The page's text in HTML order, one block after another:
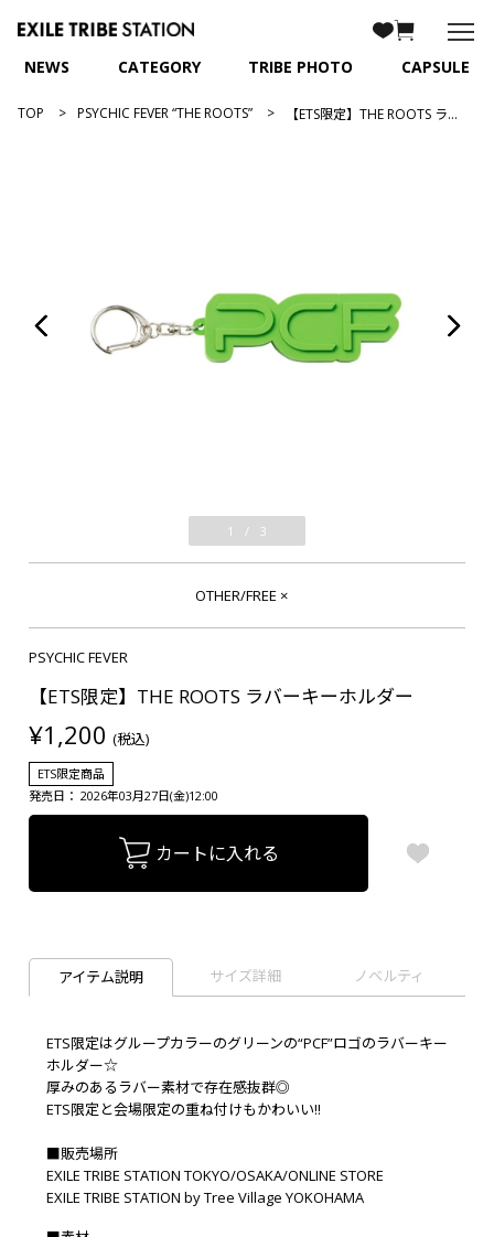
NEWS CATEGORY TRIBE PHOTO CAPSULE
TOP PSYCHIC FEVER “THE ROOTS” 【ETS限定】THE ROOTS ラバーキーホルダー
1 / 3
OTHER/FREE ×
PSYCHIC FEVER
【ETS限定】THE ROOTS ラバーキーホルダー
¥1,200 (税込)
ETS限定商品
発売日： 2026年03月27日(金)12:00
カートに入れる
アイテム説明 サイズ詳細 ノベルティ
ETS限定はグループカラーのグリーンの“PCF”ロゴのラバーキー
ホルダー☆
厚みのあるラバー素材で存在感抜群◎
ETS限定と会場限定の重ね付けもかわいい!!
■販売場所
EXILE TRIBE STATION TOKYO/OSAKA/ONLINE STORE
EXILE TRIBE STATION by Tree Village YOKOHAMA